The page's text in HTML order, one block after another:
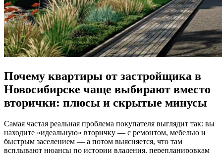
Почему квартиры от застройщика в
Новосибирске чаще выбирают вместо
вторички: плюсы и скрытые минусы
Самая частая реальная проблема покупателя выглядит так: вы
находите «идеальную» вторичку — с ремонтом, мебелью и
быстрым заселением — а потом выясняется, что там
всплывают нюансы по истории владения, перепланировкам